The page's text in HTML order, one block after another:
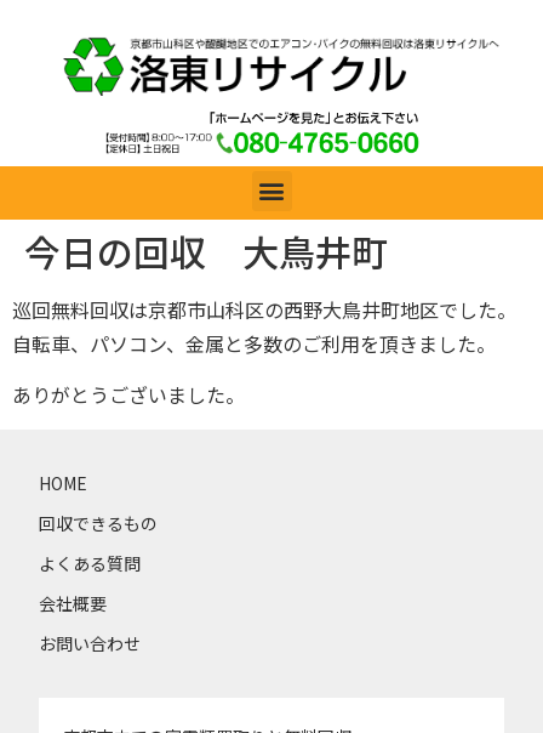
今日の回収 大鳥井町
巡回無料回収は京都市山科区の西野大鳥井町地区でした。
自転車、パソコン、金属と多数のご利用を頂きました。
ありがとうございました。
HOME
回収できるもの
よくある質問
会社概要
お問い合わせ